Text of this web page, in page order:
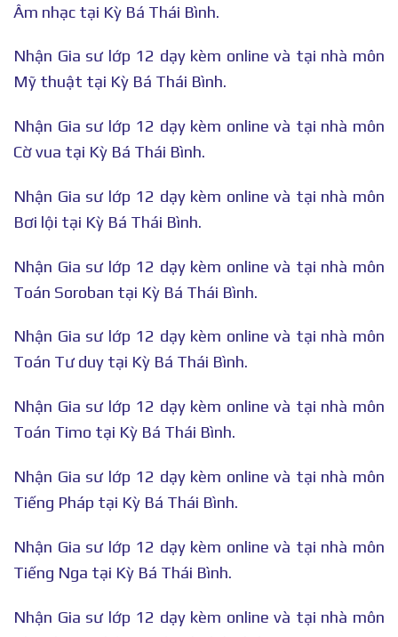
Âm nhạc tại Kỳ Bá Thái Bình.
Nhận Gia sư lớp 12 dạy kèm online và tại nhà môn
Mỹ thuật tại Kỳ Bá Thái Bình.
Nhận Gia sư lớp 12 dạy kèm online và tại nhà môn
Cờ vua tại Kỳ Bá Thái Bình.
Nhận Gia sư lớp 12 dạy kèm online và tại nhà môn
Bơi lội tại Kỳ Bá Thái Bình.
Nhận Gia sư lớp 12 dạy kèm online và tại nhà môn
Toán Soroban tại Kỳ Bá Thái Bình.
Nhận Gia sư lớp 12 dạy kèm online và tại nhà môn
Toán Tư duy tại Kỳ Bá Thái Bình.
Nhận Gia sư lớp 12 dạy kèm online và tại nhà môn
Toán Timo tại Kỳ Bá Thái Bình.
Nhận Gia sư lớp 12 dạy kèm online và tại nhà môn
Tiếng Pháp tại Kỳ Bá Thái Bình.
Nhận Gia sư lớp 12 dạy kèm online và tại nhà môn
Tiếng Nga tại Kỳ Bá Thái Bình.
Nhận Gia sư lớp 12 dạy kèm online và tại nhà môn